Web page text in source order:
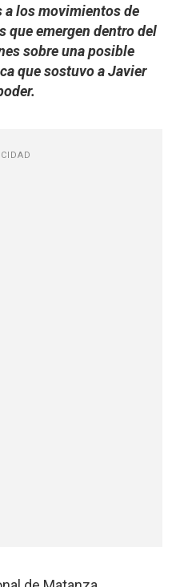
a los movimientos de
que emergen dentro del
sobre una posible
que sostuvo a Javier